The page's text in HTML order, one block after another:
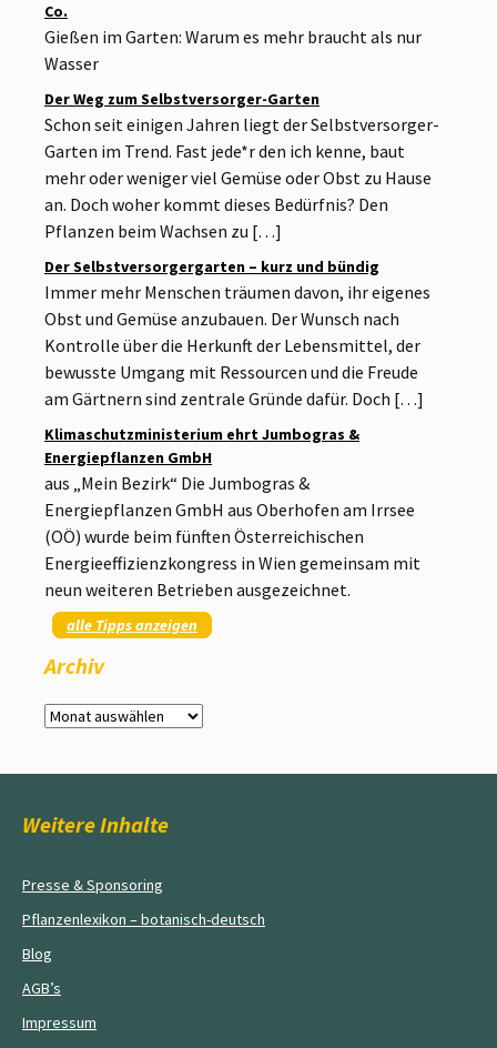
Co.
Gießen im Garten: Warum es mehr braucht als nur
Wasser
Der Weg zum Selbstversorger-Garten
Schon seit einigen Jahren liegt der Selbstversorger-
Garten im Trend. Fast jede*r den ich kenne, baut
mehr oder weniger viel Gemüse oder Obst zu Hause
an. Doch woher kommt dieses Bedürfnis? Den
Pflanzen beim Wachsen zu […]
Der Selbstversorgergarten – kurz und bündig
Immer mehr Menschen träumen davon, ihr eigenes
Obst und Gemüse anzubauen. Der Wunsch nach
Kontrolle über die Herkunft der Lebensmittel, der
bewusste Umgang mit Ressourcen und die Freude
am Gärtnern sind zentrale Gründe dafür. Doch […]
Klimaschutzministerium ehrt Jumbogras &
Energiepflanzen GmbH
aus „Mein Bezirk“ Die Jumbogras &
Energiepflanzen GmbH aus Oberhofen am Irrsee
(OÖ) wurde beim fünften Österreichischen
Energieeffizienzkongress in Wien gemeinsam mit
neun weiteren Betrieben ausgezeichnet.
alle Tipps anzeigen
Archiv
Archiv
Weitere Inhalte
Presse & Sponsoring
Pflanzenlexikon – botanisch-deutsch
Blog
AGB’s
Impressum